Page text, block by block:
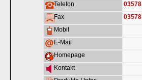
Telefon 03578
Fax
03578
Mobil
E-Mail
Homepage
Kontakt